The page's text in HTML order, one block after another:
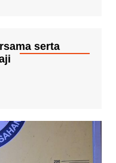
serta